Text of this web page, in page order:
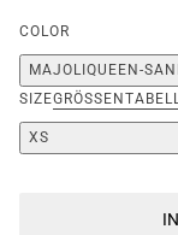
COLOR
MAJOLIQUEEN-
SIZE
XS